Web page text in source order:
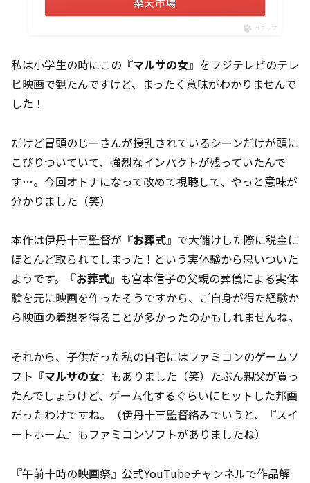
ポチップ
私は小学生の時にこの『マルサの女』をフジテレビのテレ
ビ映画で観たんですけど、まったく意味がわかりませんで
した！
だけど冒頭のじーさんが授乳されているシーンだけが頭に
こびりついていて、強烈なインパクトが残っていたんで
す…。今回オトナになって改めて視聴して、やっと意味が
分かりました（笑）
本作は伊丹十三監督が『お葬式』で大儲けした際に税金に
ほとんど取られてしまった！という実体験から思いついた
ようです。『お葬式』も宮本信子の父親の葬儀による実体
験を元に映画を作ったそうですから、ご自身が得た経験か
ら映画の着想を得ることが多かったのかもしれませんね。
それから、子供だった私の自宅にはファミコンのゲームソ
フト『マルサの女』もありました（笑）たぶん親父が買っ
たんでしょうけど、ゲーム化するぐらいにヒットした邦画
だったわけですね。（伊丹十三監督絡みでいうと、『スイ
ートホーム』もファミコンソフトがありましたね）
『午前十時の映画祭』公式YouTubeチャンネルで作品解